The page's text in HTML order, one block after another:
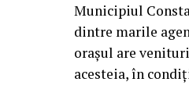
Municipiul
dintre marile
orașul are
acesteia, în